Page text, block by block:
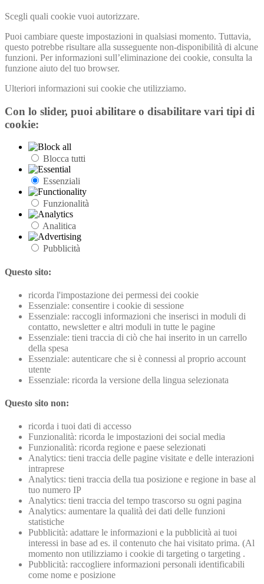
Scegli quali cookie vuoi autorizzare.
Puoi cambiare queste impostazioni in qualsiasi momento. Tuttavia,
questo potrebbe risultare alla susseguente non-disponibilità di alcune
funzioni. Per informazioni sull’eliminazione dei cookie, consulta la
funzione aiuto del tuo browser.
Ulteriori informazioni sui cookie che utilizziamo.
Con lo slider, puoi abilitare o disabilitare vari tipi di
cookie:
Blocca tutti
Essenziali
Funzionalità
Analitica
Pubblicità
Questo sito:
ricorda l'impostazione dei permessi dei cookie
Essenziale: consentire i cookie di sessione
Essenziale: raccogli informazioni che inserisci in moduli di
contatto, newsletter e altri moduli in tutte le pagine
Essenziale: tieni traccia di ciò che hai inserito in un carrello
della spesa
Essenziale: autenticare che si è connessi al proprio account
utente
Essenziale: ricorda la versione della lingua selezionata
Questo sito non:
ricorda i tuoi dati di accesso
Funzionalità: ricorda le impostazioni dei social media
Funzionalità: ricorda regione e paese selezionati
Analytics: tieni traccia delle pagine visitate e delle interazioni
intraprese
Analytics: tieni traccia della tua posizione e regione in base al
tuo numero IP
Analytics: tieni traccia del tempo trascorso su ogni pagina
Analytics: aumentare la qualità dei dati delle funzioni
statistiche
Pubblicità: adattare le informazioni e la pubblicità ai tuoi
interessi in base ad es. il contenuto che hai visitato prima. (Al
momento non utilizziamo i cookie di targeting o targeting .
Pubblicità: raccogliere informazioni personali identificabili
come nome e posizione